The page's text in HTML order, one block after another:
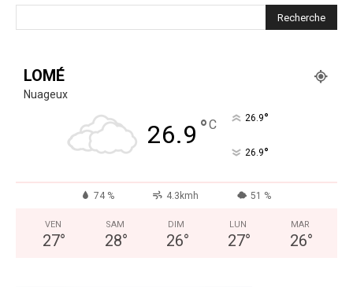
LOMÉ
Nuageux
26.9 °C 26.9°
26.9°
74 % 4.3kmh 51 %
VEN
27°
SAM
28°
DIM
26°
LUN
27°
MAR
26°